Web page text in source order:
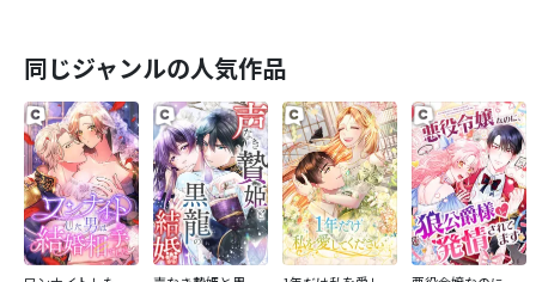
同じジャンルの人気作品